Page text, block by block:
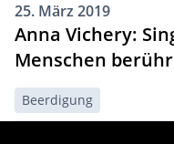
25. März 2019
Anna Vichery:
Menschen
Beerdigung